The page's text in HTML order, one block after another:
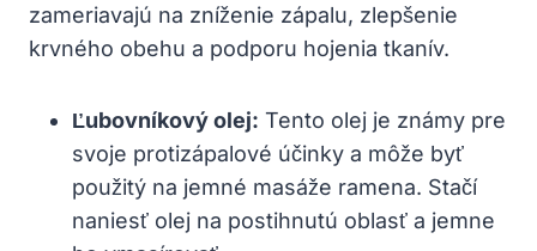
zameriavajú na zníženie zápalu, zlepšenie
krvného obehu a podporu hojenia tkanív.
Ľubovníkový olej: Tento olej je známy pre
svoje protizápalové účinky a môže byť
použitý na jemné masáže ramena. Stačí
naniesť olej na postihnutú oblasť a jemne